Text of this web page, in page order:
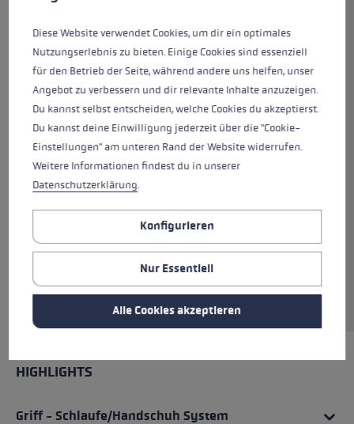
Fäustling-Version mit integrierten Finger-
Channels eignet sich für alle Skifahrer, denen
Wärmereserven besonders wichtig sind. Die
Außenhand besteht aus Softshell und
Ziegenleder, die Innenhand ebenfalls aus 100%
Premiumziegenleder mit einem zusätzlichen
Grip Patch aus Silikon. Diese Kombination sorgt
für eine komfortable Passform und gleichzeitig
hohen Grip am Stock. Dank Hyperloft Isolierung
optimal vor Kälte geschützt. Durch das Trigger
3D System kannst du innerhalb von Sekunden
und somit die beste Kraftübertragung.
HIGHLIGHTS
Griff - Schlaufe/Handschuh System
Diese Website verwendet Cookies, um dir ein optimales
Nutzungserlebnis zu bieten. Einige Cookies sind essenziell
für den Betrieb der Seite, während andere uns helfen, unser
Angebot zu verbessern und dir relevante Inhalte anzuzeigen.
Du kannst selbst entscheiden, welche Cookies du akzeptierst.
Du kannst deine Einwilligung jederzeit über die "Cookie-
Einstellungen" am unteren Rand der Website widerrufen.
Weitere Informationen findest du in unserer
Datenschutzerklärung.
Konfigurieren
Nur Essentiell
Alle Cookies akzeptieren